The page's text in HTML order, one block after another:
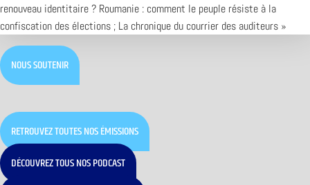
renouveau identitaire ? Roumanie : comment le peuple résiste à la
confiscation des élections ; La chronique du courrier des auditeurs »
NOUS SOUTENIR
RETROUVEZ TOUTES NOS ÉMISSIONS
DÉCOUVREZ TOUS NOS PODCAST